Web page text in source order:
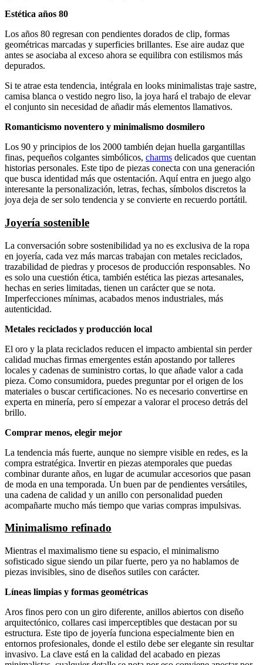
Estética años 80
Los años 80 regresan con pendientes dorados de clip, formas
geométricas marcadas y superficies brillantes. Ese aire audaz que
antes se asociaba al exceso ahora se equilibra con estilismos más
depurados.
Si te atrae esta tendencia, intégrala en looks minimalistas traje sastre,
camisa blanca o vestido negro liso, la joya hará el trabajo de elevar
el conjunto sin necesidad de añadir más elementos llamativos.
Romanticismo noventero y minimalismo dosmilero
Los 90 y principios de los 2000 también dejan huella gargantillas
finas, pequeños colgantes simbólicos, charms delicados que cuentan
historias personales. Este tipo de piezas conecta con una generación
que busca identidad más que ostentación. Aquí entra en juego algo
interesante la personalización, letras, fechas, símbolos discretos la
joya deja de ser solo tendencia y se convierte en recuerdo portátil.
Joyería sostenible
La conversación sobre sostenibilidad ya no es exclusiva de la ropa
en joyería, cada vez más marcas trabajan con metales reciclados,
trazabilidad de piedras y procesos de producción responsables. No
es solo una cuestión ética, también estética las piezas artesanales,
hechas en series limitadas, tienen un carácter que se nota.
Imperfecciones mínimas, acabados menos industriales, más
autenticidad.
Metales reciclados y producción local
El oro y la plata reciclados reducen el impacto ambiental sin perder
calidad muchas firmas emergentes están apostando por talleres
locales y cadenas de suministro cortas, lo que añade valor a cada
pieza. Como consumidora, puedes preguntar por el origen de los
materiales o buscar certificaciones. No es necesario convertirse en
experta en minería, pero sí empezar a valorar el proceso detrás del
brillo.
Comprar menos, elegir mejor
La tendencia más fuerte, aunque no siempre visible en redes, es la
compra estratégica. Invertir en piezas atemporales que puedas
combinar durante años, en lugar de acumular accesorios que pasan
de moda en una temporada. Un buen par de pendientes versátiles,
una cadena de calidad y un anillo con personalidad pueden
acompañarte mucho más tiempo que varias compras impulsivas.
Minimalismo refinado
Mientras el maximalismo tiene su espacio, el minimalismo
sofisticado sigue siendo un pilar fuerte, pero ya no hablamos de
piezas invisibles, sino de diseños sutiles con carácter.
Líneas limpias y formas geométricas
Aros finos pero con un giro diferente, anillos abiertos con diseño
arquitectónico, collares casi imperceptibles que destacan por su
estructura. Este tipo de joyería funciona especialmente bien en
entornos profesionales, donde el estilo debe ser elegante sin resultar
invasivo. La clave está en la calidad del acabado en piezas